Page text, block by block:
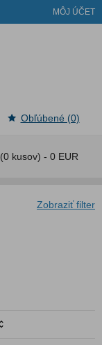
MÔJ ÚČET
(0 kusov) - 0 EUR
Obľúbené (0)
Zobraziť filter